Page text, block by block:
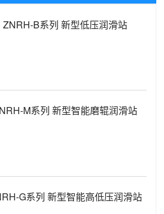
ZNRH-B系列 新型低压润滑站
M系列 新型智能磨辊润滑站
G系列 新型智能高低压润滑站